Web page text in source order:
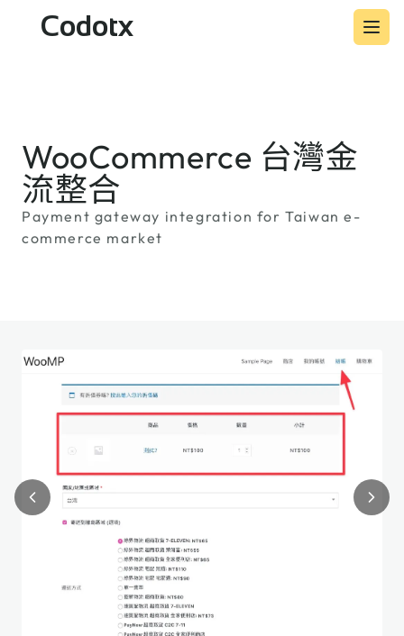
Codotx
WooCommerce 台灣金
流整合
Payment gateway integration for Taiwan e-
commerce market